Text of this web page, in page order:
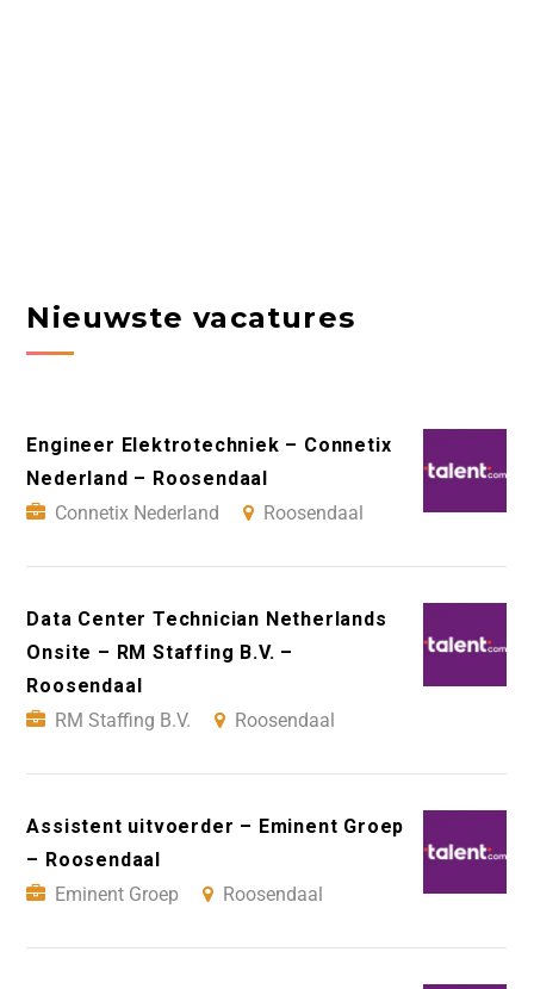
Nieuwste vacatures
Engineer Elektrotechniek – Connetix
Nederland – Roosendaal
Connetix Nederland
Roosendaal
Data Center Technician Netherlands
Onsite – RM Staffing B.V. –
Roosendaal
RM Staffing B.V.
Roosendaal
Assistent uitvoerder – Eminent Groep
– Roosendaal
Eminent Groep
Roosendaal